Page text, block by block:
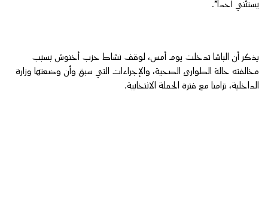
يستثني أحدا”.
يذكر أن الباشا تدخلت يوم أمس، لوقف نشاط حزب أخنوش بسبب
مخالفته حالة الطوارئ الصحية، والإجراءات التي سبق وأن وضعتها وزارة
الداخلية، تزامنا مع فترة الحملة الانتخابية.